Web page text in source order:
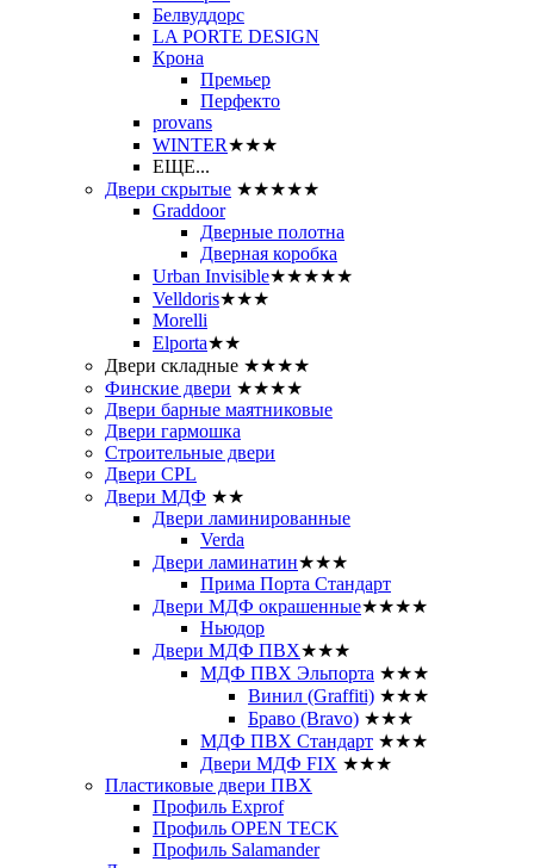
Белвуддорс
LA PORTE DESIGN
Крона
Премьер
Перфекто
provans
WINTER★★★
ЕЩЕ...
Двери скрытые ★★★★★
Graddoor
Дверные полотна
Дверная коробка
Urban Invisible★★★★★
Velldoris★★★
Morelli
Elporta★★
Двери складные ★★★★
Финские двери ★★★★
Двери барные маятниковые
Двери гармошка
Строительные двери
Двери CРL
Двери МДФ ★★
Двери ламинированные
Verda
Двери ламинатин★★★
Прима Порта Стандарт
Двери МДФ окрашенные★★★★
Ньюдор
Двери МДФ ПВХ★★★
МДФ ПВХ Эльпорта ★★★
Винил (Graffiti) ★★★
Браво (Bravo) ★★★
МДФ ПВХ Стандарт ★★★
Двери МДФ FIX ★★★
Пластиковые двери ПВХ
Профиль Exprof
Профиль OPEN TECK
Профиль Salamander